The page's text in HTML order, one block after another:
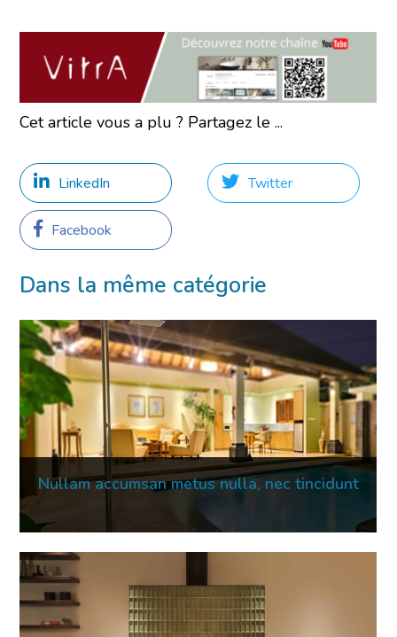
Cet article vous a plu ? Partagez le ...
LinkedIn Twitter
Facebook
Dans la même catégorie
Nullam accumsan metus nulla, nec tincidunt
16 Mar 2023